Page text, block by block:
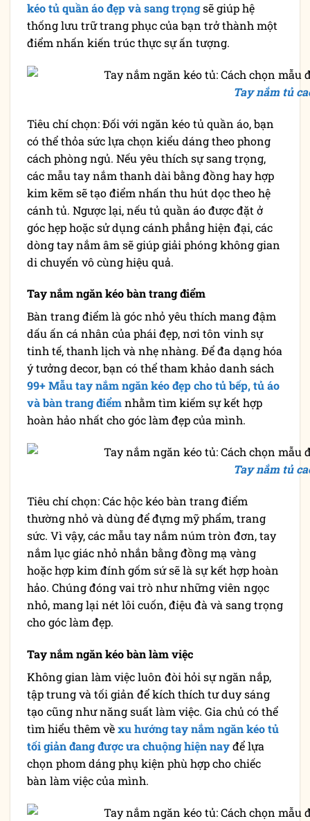
kéo tủ quần áo đẹp và sang trọngsẽ giúp hệ
thống lưu trữ trang phục của bạn trở thành một
điểm nhấn kiến trúc thực sự ấn tượng.
Tay nắm tủ
Tiêu chí chọn: Đối với ngăn kéo tủ quần áo, bạn
có thể thỏa sức lựa chọn kiểu dáng theo phong
cách phòng ngủ. Nếu yêu thích sự sang trọng,
các mẫu tay nắm thanh dài bằng đồng hay hợp
kim kẽm sẽ tạo điểm nhấn thu hút dọc theo hệ
cánh tủ. Ngược lại, nếu tủ quần áo được đặt ở
góc hẹp hoặc sử dụng cánh phẳng hiện đại, các
dòng tay nắm âm sẽ giúp giải phóng không gian
di chuyển vô cùng hiệu quả.
Tay nắm ngăn kéo bàn trang điểm
Bàn trang điểm là góc nhỏ yêu thích mang đậm
dấu ấn cá nhân của phái đẹp, nơi tôn vinh sự
tinh tế, thanh lịch và nhẹ nhàng. Để đa dạng hóa
ý tưởng decor, bạn có thể tham khảo danh sách
99+ Mẫu tay nắm ngăn kéo đẹp cho tủ bếp, tủ áo
và bàn trang điểmnhằm tìm kiếm sự kết hợp
hoàn hảo nhất cho góc làm đẹp của mình.
Tay nắm tủ
Tiêu chí chọn: Các hộc kéo bàn trang điểm
thường nhỏ và dùng để đựng mỹ phẩm, trang
sức. Vì vậy, các mẫu tay nắm núm tròn đơn, tay
nắm lục giác nhỏ nhắn bằng đồng mạ vàng
hoặc hợp kim đính gốm sứ sẽ là sự kết hợp hoàn
hảo. Chúng đóng vai trò như những viên ngọc
nhỏ, mang lại nét lôi cuốn, điệu đà và sang trọng
cho góc làm đẹp.
Tay nắm ngăn kéo bàn làm việc
Không gian làm việc luôn đòi hỏi sự ngăn nắp,
tập trung và tối giản để kích thích tư duy sáng
tạo cũng như năng suất làm việc. Gia chủ có thể
tìm hiểu thêm vềxu hướng tay nắm ngăn kéo tủ
tối giản đang được ưa chuộng hiện nayđể lựa
chọn phom dáng phụ kiện phù hợp cho chiếc
bàn làm việc của mình.